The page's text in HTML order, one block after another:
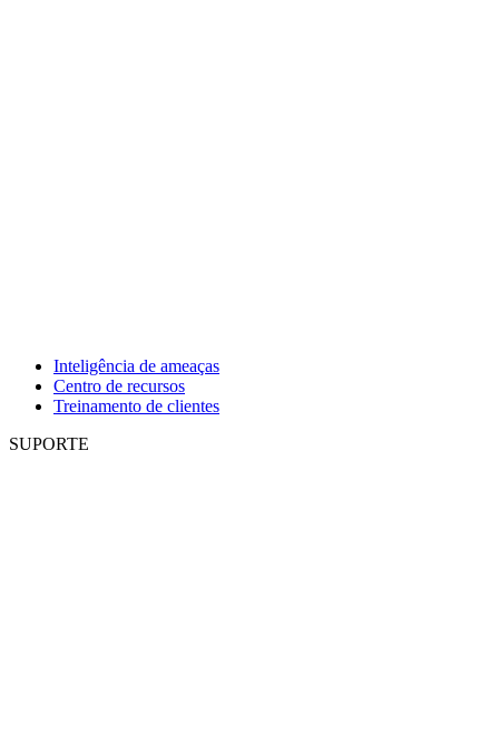
Inteligência de ameaças
Centro de recursos
Treinamento de clientes
SUPORTE